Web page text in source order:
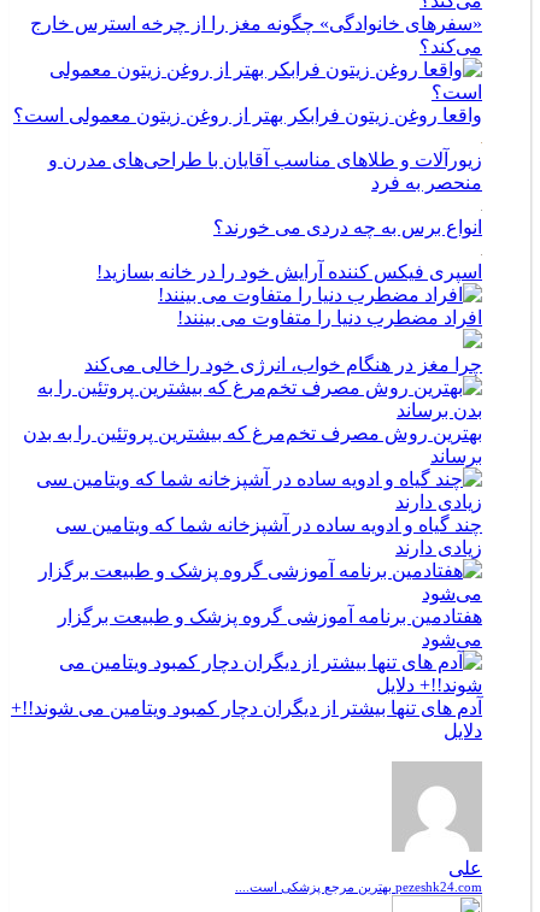
«سفرهای خانوادگی» چگونه مغز را از چرخه استرس خارج
می‌کند؟
واقعا روغن زیتون فرابکر بهتر از روغن زیتون معمولی است؟
زیورآلات و طلاهای مناسب آقایان با طراحی‌های مدرن و
منحصر به فرد
انواع برس به چه دردی می خورند؟
اسپری فیکس کننده آرایش خود را در خانه بسازید!
افراد مضطرب دنیا را متفاوت می بینند!
چرا مغز در هنگام خواب، انرژی خود را خالی می‌کند
بهترین روش مصرف تخم‌مرغ که بیشترین پروتئین را به بدن
برساند
چند گیاه و ادویه ساده در آشپزخانه شما که ویتامین سی
زیادی دارند
هفتادمین برنامه آموزشی گروه پزشک و طبیعت برگزار
می‌شود
آدم های تنها بیشتر از دیگران دچار کمبود ویتامین می شوند!!+
دلایل
علی
pezeshk24.com بهترین مرجع پزشکی است....